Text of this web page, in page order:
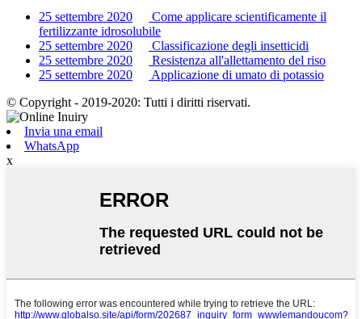
25 settembre 2020
Come applicare scientificamente il
fertilizzante idrosolubile
25 settembre 2020
Classificazione degli insetticidi
25 settembre 2020
Resistenza all'allettamento del riso
25 settembre 2020
Applicazione di umato di potassio
© Copyright - 2019-2020: Tutti i diritti riservati.
Invia una email
WhatsApp
x